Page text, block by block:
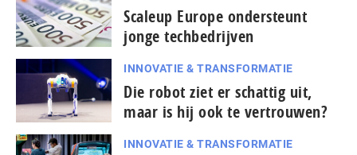
Scaleup Europe ondersteunt
jonge techbedrijven
INNOVATIE & TRANSFORMATIE
Die robot ziet er schattig uit,
maar is hij ook te vertrouwen?
INNOVATIE & TRANSFORMATIE